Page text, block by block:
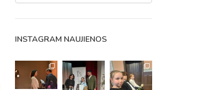
INSTAGRAM NAUJIENOS